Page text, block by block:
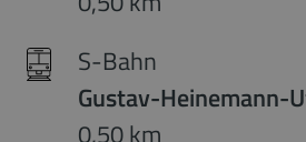
S-Bahn
Gustav-Heinemann-
0,50 km